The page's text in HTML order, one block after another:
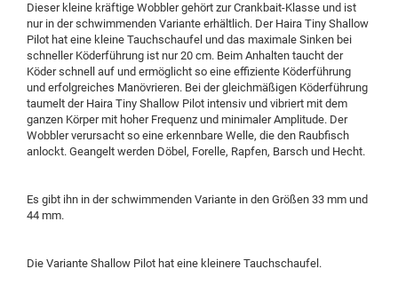
Dieser kleine kräftige Wobbler gehört zur Crankbait-Klasse und ist
nur in der schwimmenden Variante erhältlich. Der Haira Tiny Shallow
Pilot hat eine kleine Tauchschaufel und das maximale Sinken bei
schneller Köderführung ist nur 20 cm. Beim Anhalten taucht der
Köder schnell auf und ermöglicht so eine effiziente Köderführung
und erfolgreiches Manövrieren. Bei der gleichmäßigen Köderführung
taumelt der Haira Tiny Shallow Pilot intensiv und vibriert mit dem
ganzen Körper mit hoher Frequenz und minimaler Amplitude. Der
Wobbler verursacht so eine erkennbare Welle, die den Raubfisch
anlockt. Geangelt werden Döbel, Forelle, Rapfen, Barsch und Hecht.
Es gibt ihn in der schwimmenden Variante in den Größen 33 mm und
44 mm.
Die Variante Shallow Pilot hat eine kleinere Tauchschaufel.